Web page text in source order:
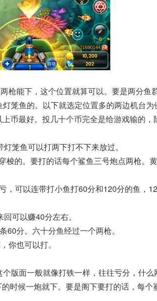
枪能下，这个位置就算可以。要是两分鱼
笼鱼的。以下就选定位置多的两边机台为
币最好。投几十个币完全是给游戏输的，
笼鱼可以打两下打不下来放过。
梭的。要打的话每个鲨鱼三号炮点两枪。
，可以连带打小鱼打60分和120分的鱼，
可以赚40分左右。
分。六十分鱼经过一个两枪。
你也可以打。
版面一般就像打铁一样，往往亏分，什么
时候一炮就下。要是阁下要打的话，每个